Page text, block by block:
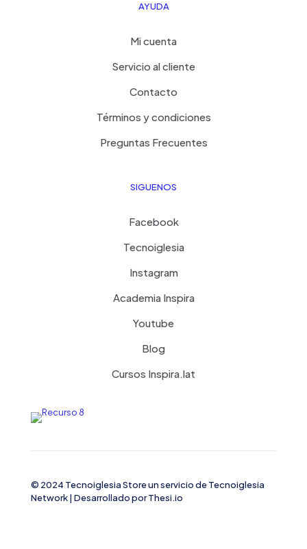
AYUDA
Mi cuenta
Servicio al cliente
Contacto
Términos y condiciones
Preguntas Frecuentes
SIGUENOS
Facebook
Tecnoiglesia
Instagram
Academia Inspira
Youtube
Blog
Cursos Inspira.lat
© 2024 Tecnoiglesia Store un servicio deTecnoiglesia
Network| Desarrollado porThesi.io